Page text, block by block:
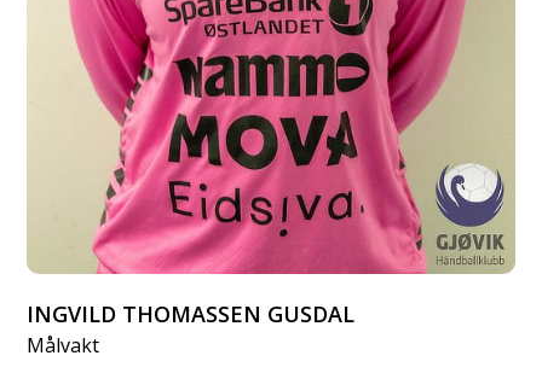
INGVILD THOMASSEN GUSDAL
Målvakt